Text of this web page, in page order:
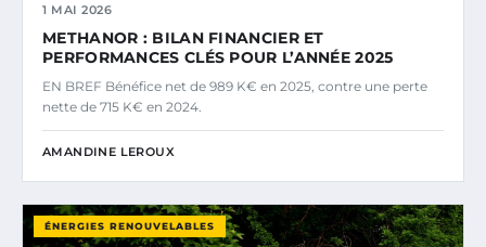
1 MAI 2026
METHANOR : BILAN FINANCIER ET
PERFORMANCES CLÉS POUR L’ANNÉE 2025
EN BREF Bénéfice net de 989 K€ en 2025, contre une perte
nette de 715 K€ en 2024.
AMANDINE LEROUX
ÉNERGIES RENOUVELABLES